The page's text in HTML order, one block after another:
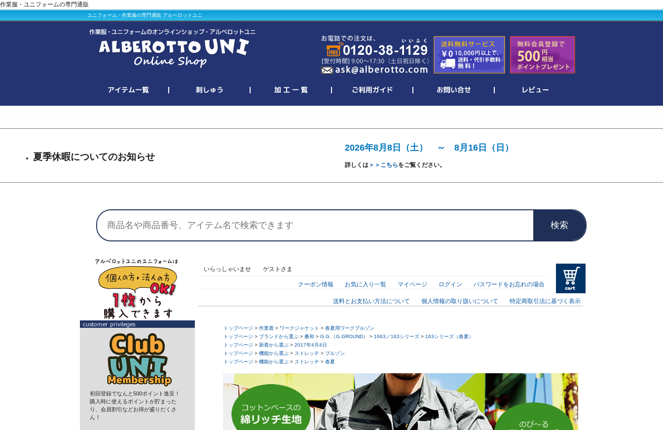
作業服・ユニフォームの専門通販
ユニフォーム・作業服の専門通販 アルベロットユニ
夏季休暇についてのお知らせ
2026年8月8日（土） ～ 8月16日（日）
詳しくは＞＞こちらをご覧ください。
検索
初回登録でなんと500ポイント進呈！
購入時に使えるポイントが貯まった
り、会員割引などお得が盛りだくさ
ん！
いらっしゃいませ ゲストさま
クーポン情報 お気に入り一覧 マイページ ログイン パスワードをお忘れの場合
送料とお支払い方法について 個人情報の取り扱いについて 特定商取引法に基づく表示
トップページ > 作業着 > ワークジャケット > 春夏用ワークブルゾン
トップページ > ブランドから選ぶ > 桑和 > G.G.（G.GROUND） > 1663／163シリーズ > 163シリーズ（春夏）
トップページ > 新着から選ぶ > 2017年4月4日
トップページ > 機能から選ぶ > ストレッチ > ブルゾン
トップページ > 機能から選ぶ > ストレッチ > 春夏